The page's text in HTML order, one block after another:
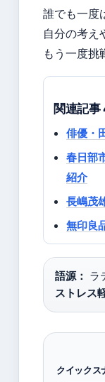
誰でも一度
自分の考え
もう一度挑
関連記事
俳優・
春日部
紹介
長嶋茂
無印良
語源： ラ
ストレス
クイックス